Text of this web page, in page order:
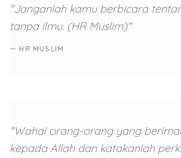
"Janganlah kamu berbicara
tanpa ilmu. (HR Muslim)"
— HR MUSLIM
"Wahai orang-orang yang
kepada Allah dan katakanlah